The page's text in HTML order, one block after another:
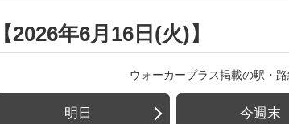
年6月16日(火)】
ウォーカープラス掲載の駅・
明日 今週末